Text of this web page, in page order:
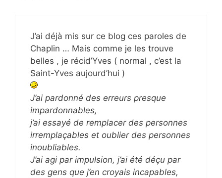
J’ai déjà mis sur ce blog ces paroles de
Chaplin … Mais comme je les trouve
belles , je récid’Yves ( normal , c’est la
Saint-Yves aujourd’hui )
J’ai pardonné des erreurs presque
impardonnables,
j’ai essayé de remplacer des personnes
irremplaçables et oublier des personnes
inoubliables.
J’ai agi par impulsion, j’ai été déçu par
des gens que j’en croyais incapables,